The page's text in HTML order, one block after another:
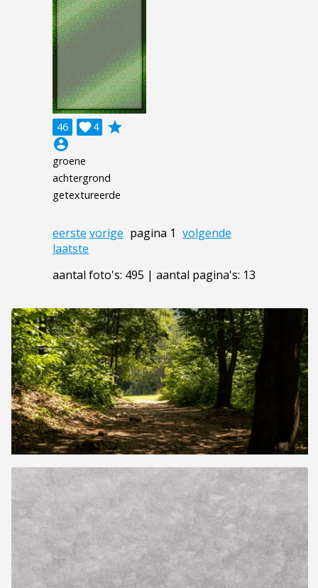
46 4

grade
account_circle
groene
achtergrond
getextureerde
eerste vorige pagina 1 volgende
laatste
aantal foto's: 495 | aantal pagina's: 13